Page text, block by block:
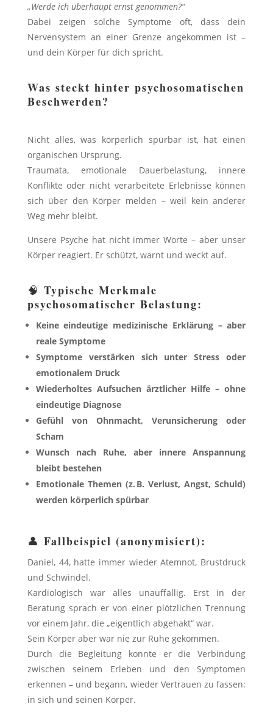
„Werde ich überhaupt ernst genommen?“
Dabei zeigen solche Symptome oft, dass dein
Nervensystem an einer Grenze angekommen ist –
und dein Körper für dich spricht.
Was steckt hinter psychosomatischen
Beschwerden?
Nicht alles, was körperlich spürbar ist, hat einen
organischen Ursprung.
Traumata, emotionale Dauerbelastung, innere
Konflikte oder nicht verarbeitete Erlebnisse können
sich über den Körper melden – weil kein anderer
Weg mehr bleibt.
Unsere Psyche hat nicht immer Worte – aber unser
Körper reagiert. Er schützt, warnt und weckt auf.
🧠 Typische Merkmale
psychosomatischer Belastung:
Keine eindeutige medizinische Erklärung – aber
reale Symptome
Symptome verstärken sich unter Stress oder
emotionalem Druck
Wiederholtes Aufsuchen ärztlicher Hilfe – ohne
eindeutige Diagnose
Gefühl von Ohnmacht, Verunsicherung oder
Scham
Wunsch nach Ruhe, aber innere Anspannung
bleibt bestehen
Emotionale Themen (z. B. Verlust, Angst, Schuld)
werden körperlich spürbar
👤 Fallbeispiel (anonymisiert):
Daniel, 44, hatte immer wieder Atemnot, Brustdruck
und Schwindel.
Kardiologisch war alles unauffällig. Erst in der
Beratung sprach er von einer plötzlichen Trennung
vor einem Jahr, die „eigentlich abgehakt“ war.
Sein Körper aber war nie zur Ruhe gekommen.
Durch die Begleitung konnte er die Verbindung
zwischen seinem Erleben und den Symptomen
erkennen – und begann, wieder Vertrauen zu fassen:
in sich und seinen Körper.